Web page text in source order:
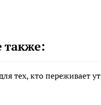
также:
тех, кто переживает